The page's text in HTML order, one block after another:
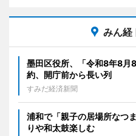
みん経
墨田区役所、「令和8年8
約、開庁前から長い列
すみだ経済新聞
浦和で「親子の居場所なつ
りや和太鼓楽しむ